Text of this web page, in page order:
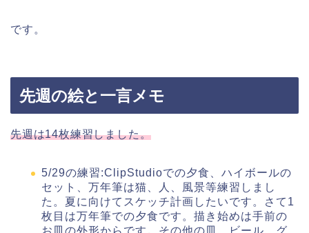
です。
先週の絵と一言メモ
先週は14枚練習しました。
5/29の練習:ClipStudioでの夕食、ハイボールの
セット、万年筆は猫、人、風景等練習しまし
た。夏に向けてスケッチ計画したいです。さて1
枚目は万年筆での夕食です。描き始めは手前の
お皿の外形からです。その他の皿、ビール、グ